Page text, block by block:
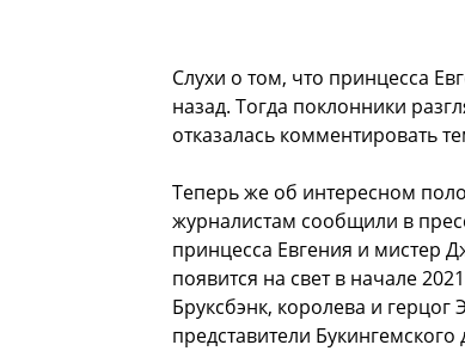
Слухи о том, что принцесса
назад. Тогда поклонники
отказалась комментировать
Теперь же об интересном
журналистам сообщили в
принцесса Евгения и мистер
появится на свет в начале
Бруксбэнк, королева и
представители Букингемского